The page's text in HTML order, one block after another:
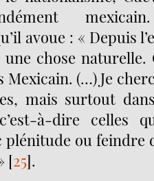
avoue : « Depuis
chose naturelle.
Mexicain. (…) Je
mais surtout
à-dire celles
plénitude ou feindre
[25].